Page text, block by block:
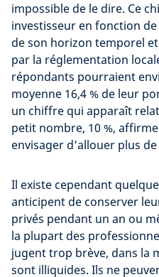
impossible de le dire. Ce
investisseur en fonction
de son horizon temporel
par la réglementation
répondants pourraient
moyenne 16,4 % de leur
un chiffre qui apparaît
petit nombre, 10 %,
envisager d’allouer plus de
Il existe cependant
anticipent de conserver
privés pendant un an ou
la plupart des
jugent trop brève, dans la
sont illiquides. Ils ne